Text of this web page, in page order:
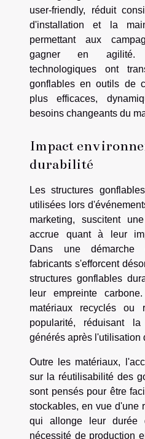
user-friendly, réduit
d'installation et la
permettant aux
gagner en agilité.
technologiques ont
gonflables en outils de
plus efficaces,
besoins changeants du
Impact
durabilité
Les structures
utilisées lors
marketing, suscitent
accrue quant à leur
Dans une démarche
fabricants s'efforcent
structures gonflables
leur empreinte
matériaux recyclés ou
popularité, réduisant
générés après l'utilisation
Outre les matériaux,
sur la réutilisabilité des
sont pensés pour être
stockables, en vue d'une
qui allonge leur
nécessité de production